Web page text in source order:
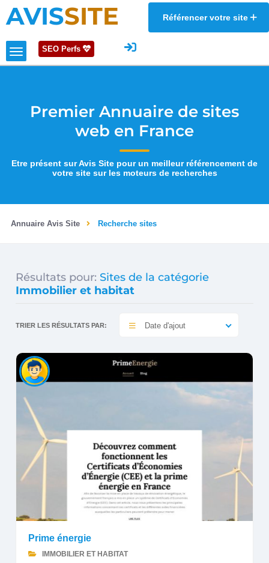
AVISSITE Référencer votre site
SEO Perfs
Premier Annuaire de sites
web en France
Etre présent sur Avis Site pour un meilleur référencement de
votre site sur les moteurs de recherches
Annuaire Avis Site Recherche sites
Résultats pour: Sites de la catégorie
Immobilier et habitat
TRIER LES RÉSULTATS PAR: Date d'ajout
Prime énergie
IMMOBILIER ET HABITAT